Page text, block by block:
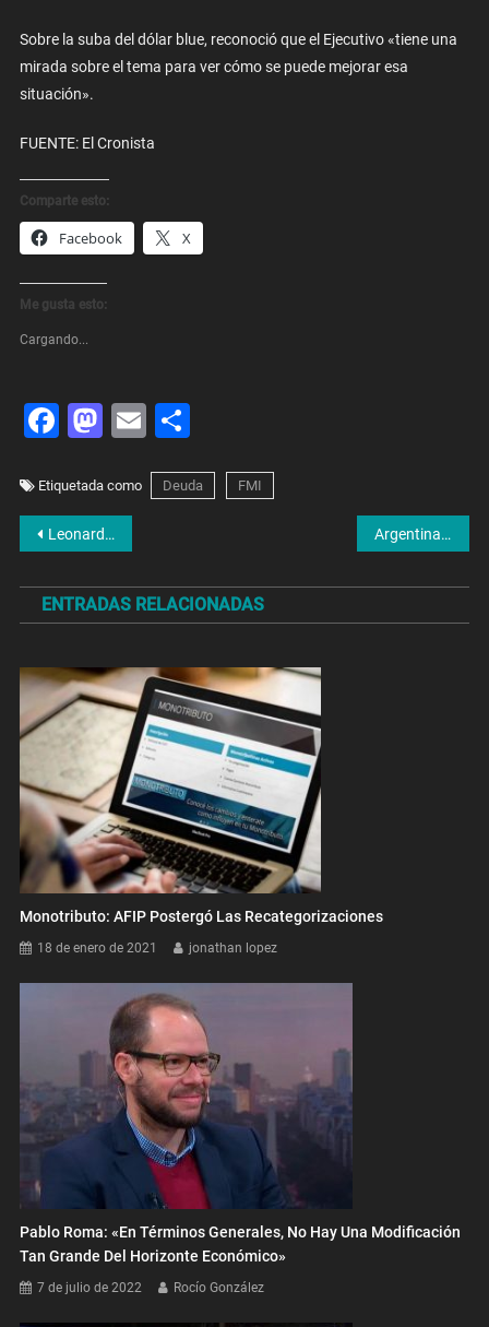
Sobre la suba del dólar blue, reconoció que el Ejecutivo «tiene una
mirada sobre el tema para ver cómo se puede mejorar esa
situación».
FUENTE: El Cronista
Comparte esto:
Facebook X
Me gusta esto:
Cargando...
Facebook
Mastodon
Email
Etiquetada como Deuda FMI
Navegación
de
entradas
Leonardo «La Barby» Veterale: «Si Gianola realmente es culpable, que pague» Argentina, el segundo país más demandante de entradas para el Mundial Qatar 2022
ENTRADAS RELACIONADAS
Monotributo: AFIP Postergó Las Recategorizaciones
18 de enero de 2021 jonathan lopez
Pablo Roma: «En Términos Generales, No Hay Una Modificación
Tan Grande Del Horizonte Económico»
7 de julio de 2022 Rocío González